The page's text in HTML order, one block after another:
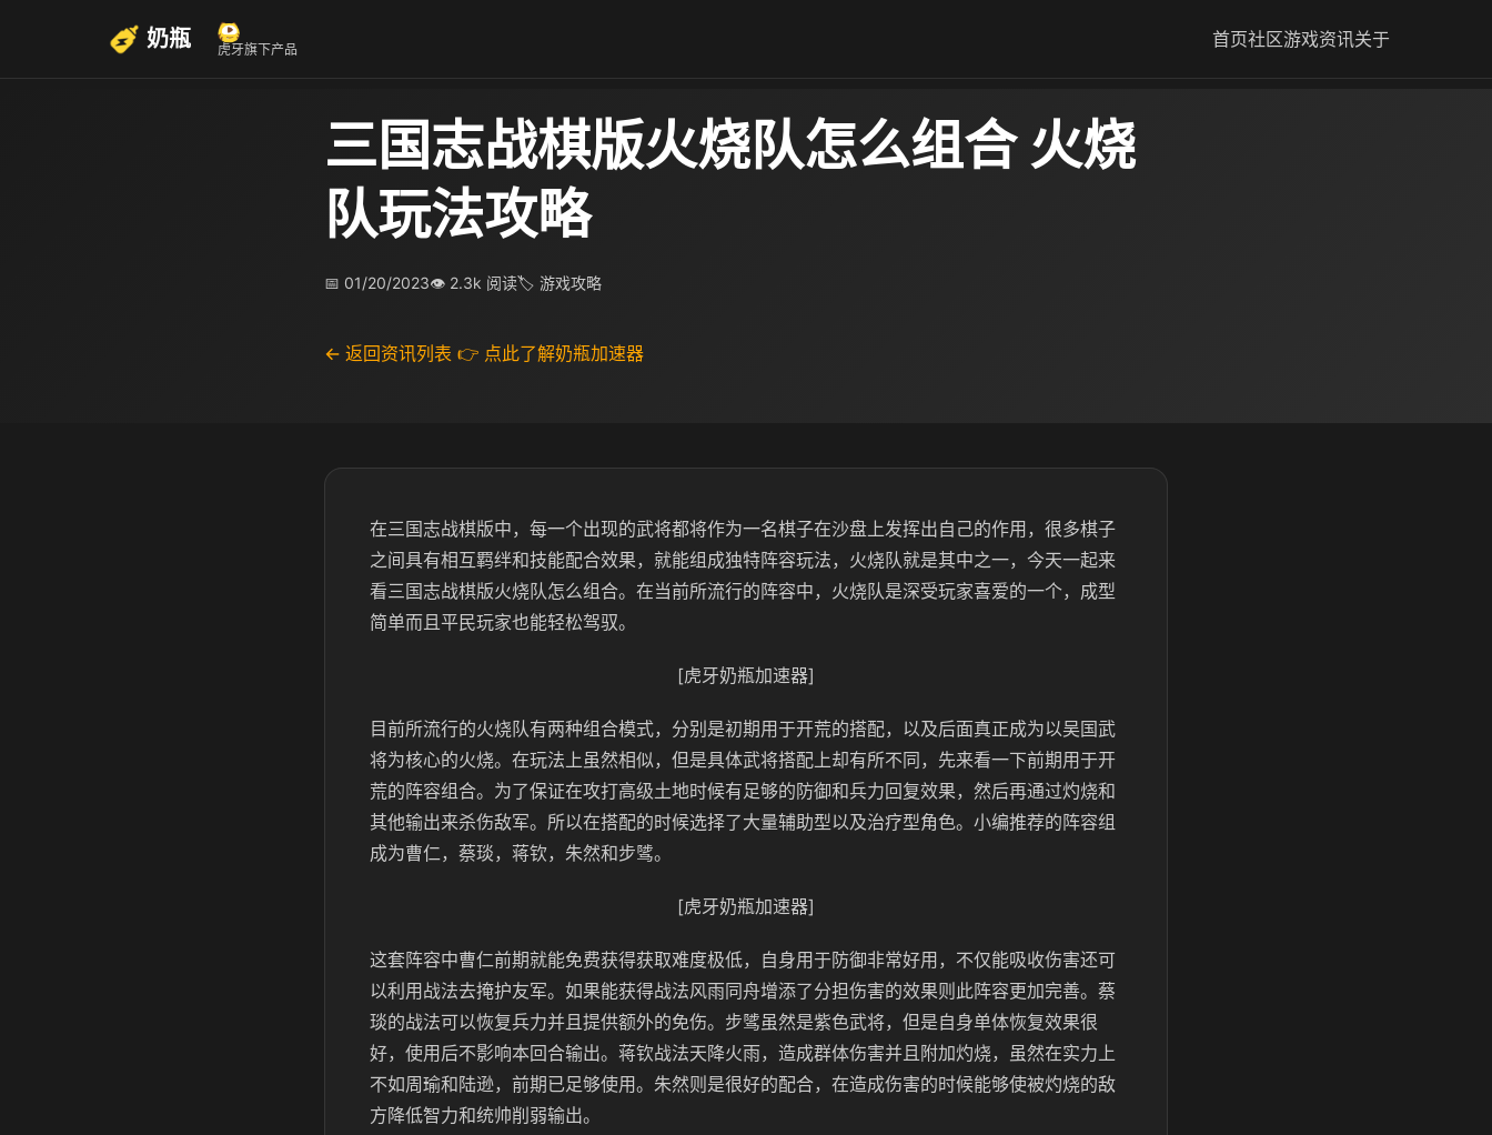
奶瓶 虎牙旗下产品 首页社区游戏资讯关于
三国志战棋版火烧队怎么组合 火烧
队玩法攻略
📅 01/20/2023👁 2.3k 阅读🏷 游戏攻略
← 返回资讯列表 👉 点此了解奶瓶加速器
在三国志战棋版中，每一个出现的武将都将作为一名棋子在沙盘上发挥出自己的作用，很多棋子
之间具有相互羁绊和技能配合效果，就能组成独特阵容玩法，火烧队就是其中之一，今天一起来
看三国志战棋版火烧队怎么组合。在当前所流行的阵容中，火烧队是深受玩家喜爱的一个，成型
简单而且平民玩家也能轻松驾驭。
[虎牙奶瓶加速器]
目前所流行的火烧队有两种组合模式，分别是初期用于开荒的搭配，以及后面真正成为以吴国武
将为核心的火烧。在玩法上虽然相似，但是具体武将搭配上却有所不同，先来看一下前期用于开
荒的阵容组合。为了保证在攻打高级土地时候有足够的防御和兵力回复效果，然后再通过灼烧和
其他输出来杀伤敌军。所以在搭配的时候选择了大量辅助型以及治疗型角色。小编推荐的阵容组
成为曹仁，蔡琰，蒋钦，朱然和步骘。
[虎牙奶瓶加速器]
这套阵容中曹仁前期就能免费获得获取难度极低，自身用于防御非常好用，不仅能吸收伤害还可
以利用战法去掩护友军。如果能获得战法风雨同舟增添了分担伤害的效果则此阵容更加完善。蔡
琰的战法可以恢复兵力并且提供额外的免伤。步骘虽然是紫色武将，但是自身单体恢复效果很
好，使用后不影响本回合输出。蒋钦战法天降火雨，造成群体伤害并且附加灼烧，虽然在实力上
不如周瑜和陆逊，前期已足够使用。朱然则是很好的配合，在造成伤害的时候能够使被灼烧的敌
方降低智力和统帅削弱输出。